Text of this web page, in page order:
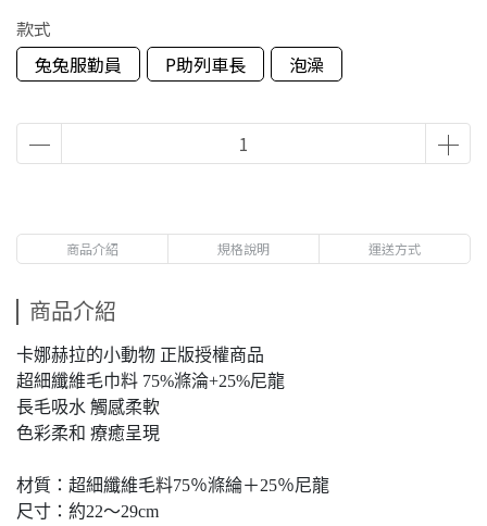
款式
兔兔服勤員
P助列車長 泡澡
商品介紹 規格說明 運送方式
商品介紹
卡娜赫拉的小動物 正版授權商品
超細纖維毛巾料 75%滌淪+25%尼龍
長毛吸水 觸感柔軟
色彩柔和 療癒呈現
材質：超細纖維毛料75％滌綸＋25％尼龍
尺寸：約22～29cm